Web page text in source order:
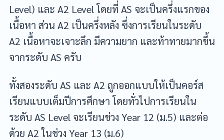
Level) และ A2 Level โดยที่ AS จะเป็นครึ่งแรกของ
เนื้อหา ส่วน A2 เป็นครึ่งหลัง ซึ่งการเรียนในระดับ
A2 เนื้อหาจะเจาะลึก มีความยาก และท้าทายมากขึ้น
จากระดับ AS ครับ
ทั้งสองระดับ AS และ A2 ถูกออกแบบให้เป็นคอร์ส
เรียนแบบเต็มปีการศึกษา โดยทั่วไปการเรียนใน
ระดับ AS Level จะเรียนช่วง Year 12 (ม.5) และต่อ
ด้วย A2 ในช่วง Year 13 (ม.6)